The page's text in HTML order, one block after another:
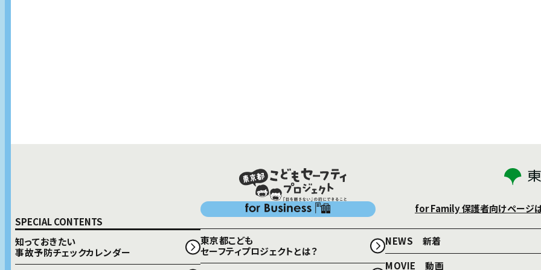
for Family保護者向けページ
SPECIAL CONTENTS
知っておきたい
事故予防チェックカレンダー
東京都こども
セーフティプロジェクトとは？
NEWS 新着
MOVIE 動画